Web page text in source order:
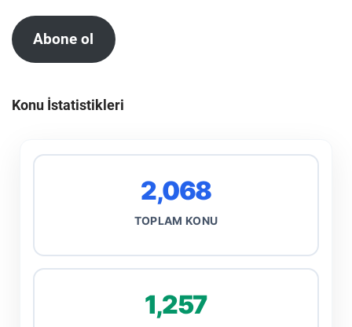
Abone ol
Konu İstatistikleri
2,068
TOPLAM KONU
1,257